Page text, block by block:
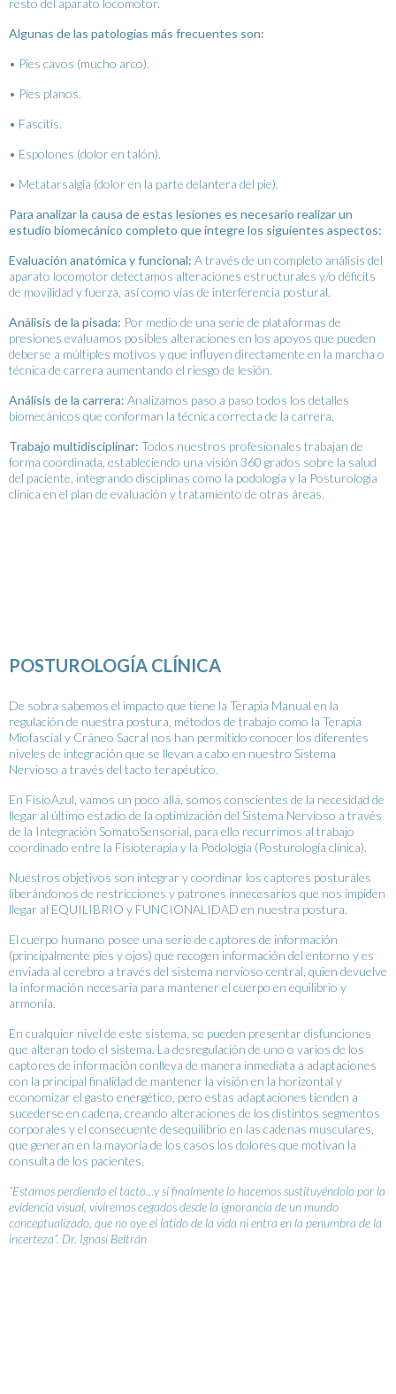
resto del aparato locomotor.
Algunas de las patologías más frecuentes son:
• Pies cavos (mucho arco).
• Pies planos.
• Fascitis.
• Espolones (dolor en talón).
• Metatarsalgia (dolor en la parte delantera del pie).
Para analizar la causa de estas lesiones es necesario realizar un
estudio biomecánico completo que integre los siguientes aspectos:
Evaluación anatómica y funcional: A través de un completo análisis del
aparato locomotor detectamos alteraciones estructurales y/o déficits
de movilidad y fuerza, así como vías de interferencia postural.
Análisis de la pisada: Por medio de una serie de plataformas de
presiones evaluamos posibles alteraciones en los apoyos que pueden
deberse a múltiples motivos y que influyen directamente en la marcha o
técnica de carrera aumentando el riesgo de lesión.
Análisis de la carrera: Analizamos paso a paso todos los detalles
biomecánicos que conforman la técnica correcta de la carrera.
Trabajo multidisciplinar: Todos nuestros profesionales trabajan de
forma coordinada, estableciendo una visión 360 grados sobre la salud
del paciente, integrando disciplinas como la podología y la Posturología
clínica en el plan de evaluación y tratamiento de otras áreas.
POSTUROLOGÍA CLÍNICA
De sobra sabemos el impacto que tiene la Terapia Manual en la
regulación de nuestra postura, métodos de trabajo como la Terapia
Miofascial y Cráneo Sacral nos han permitido conocer los diferentes
niveles de integración que se llevan a cabo en nuestro Sistema
Nervioso a través del tacto terapéutico.
En FisioAzul, vamos un poco allá, somos conscientes de la necesidad de
llegar al último estadio de la optimización del Sistema Nervioso a través
de la Integración SomatoSensorial, para ello recurrimos al trabajo
coordinado entre la Fisioterapia y la Podología (Posturología clínica).
Nuestros objetivos son integrar y coordinar los captores posturales
liberándonos de restricciones y patrones innecesarios que nos impiden
llegar al EQUILIBRIO y FUNCIONALIDAD en nuestra postura.
El cuerpo humano posee una serie de captores de información
(principalmente pies y ojos) que recogen información del entorno y es
enviada al cerebro a través del sistema nervioso central, quien devuelve
la información necesaria para mantener el cuerpo en equilibrio y
armonía.
En cualquier nivel de este sistema, se pueden presentar disfunciones
que alteran todo el sistema. La desregulación de uno o varios de los
captores de información conlleva de manera inmediata a adaptaciones
con la principal finalidad de mantener la visión en la horizontal y
economizar el gasto energético, pero estas adaptaciones tienden a
sucederse en cadena, creando alteraciones de los distintos segmentos
corporales y el consecuente desequilibrio en las cadenas musculares,
que generan en la mayoría de los casos los dolores que motivan la
consulta de los pacientes.
“Estamos perdiendo el tacto…y si finalmente lo hacemos sustituyéndolo por la
evidencia visual, viviremos cegados desde la ignorancia de un mundo
conceptualizado, que no oye el latido de la vida ni entra en la penumbra de la
incerteza”. Dr. Ignasi Beltrán